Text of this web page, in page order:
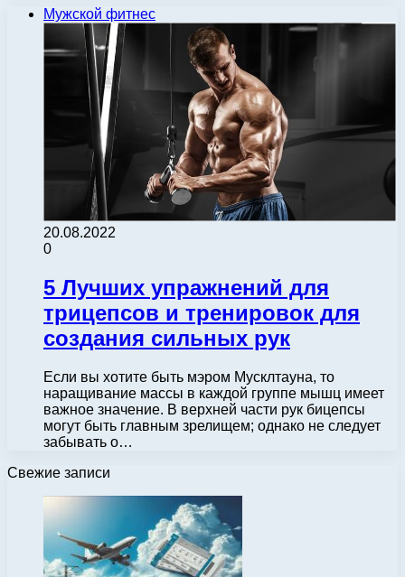
Мужской фитнес
20.08.2022
0
5 Лучших упражнений для
трицепсов и тренировок для
создания сильных рук
Если вы хотите быть мэром Мусклтауна, то
наращивание массы в каждой группе мышц имеет
важное значение. В верхней части рук бицепсы
могут быть главным зрелищем; однако не следует
забывать о…
Свежие записи